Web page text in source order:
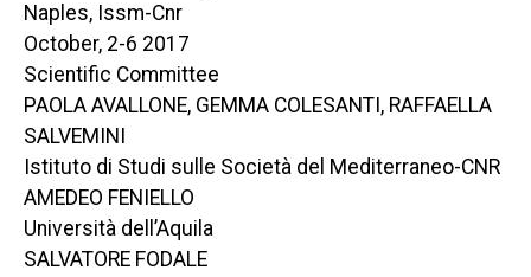
Naples, Issm-Cnr
October, 2-6 2017
Scientific Committee
PAOLA AVALLONE, GEMMA COLESANTI, RAFFAELLA
SALVEMINI
Istituto di Studi sulle Società del Mediterraneo-CNR
AMEDEO FENIELLO
Università dell’Aquila
SALVATORE FODALE